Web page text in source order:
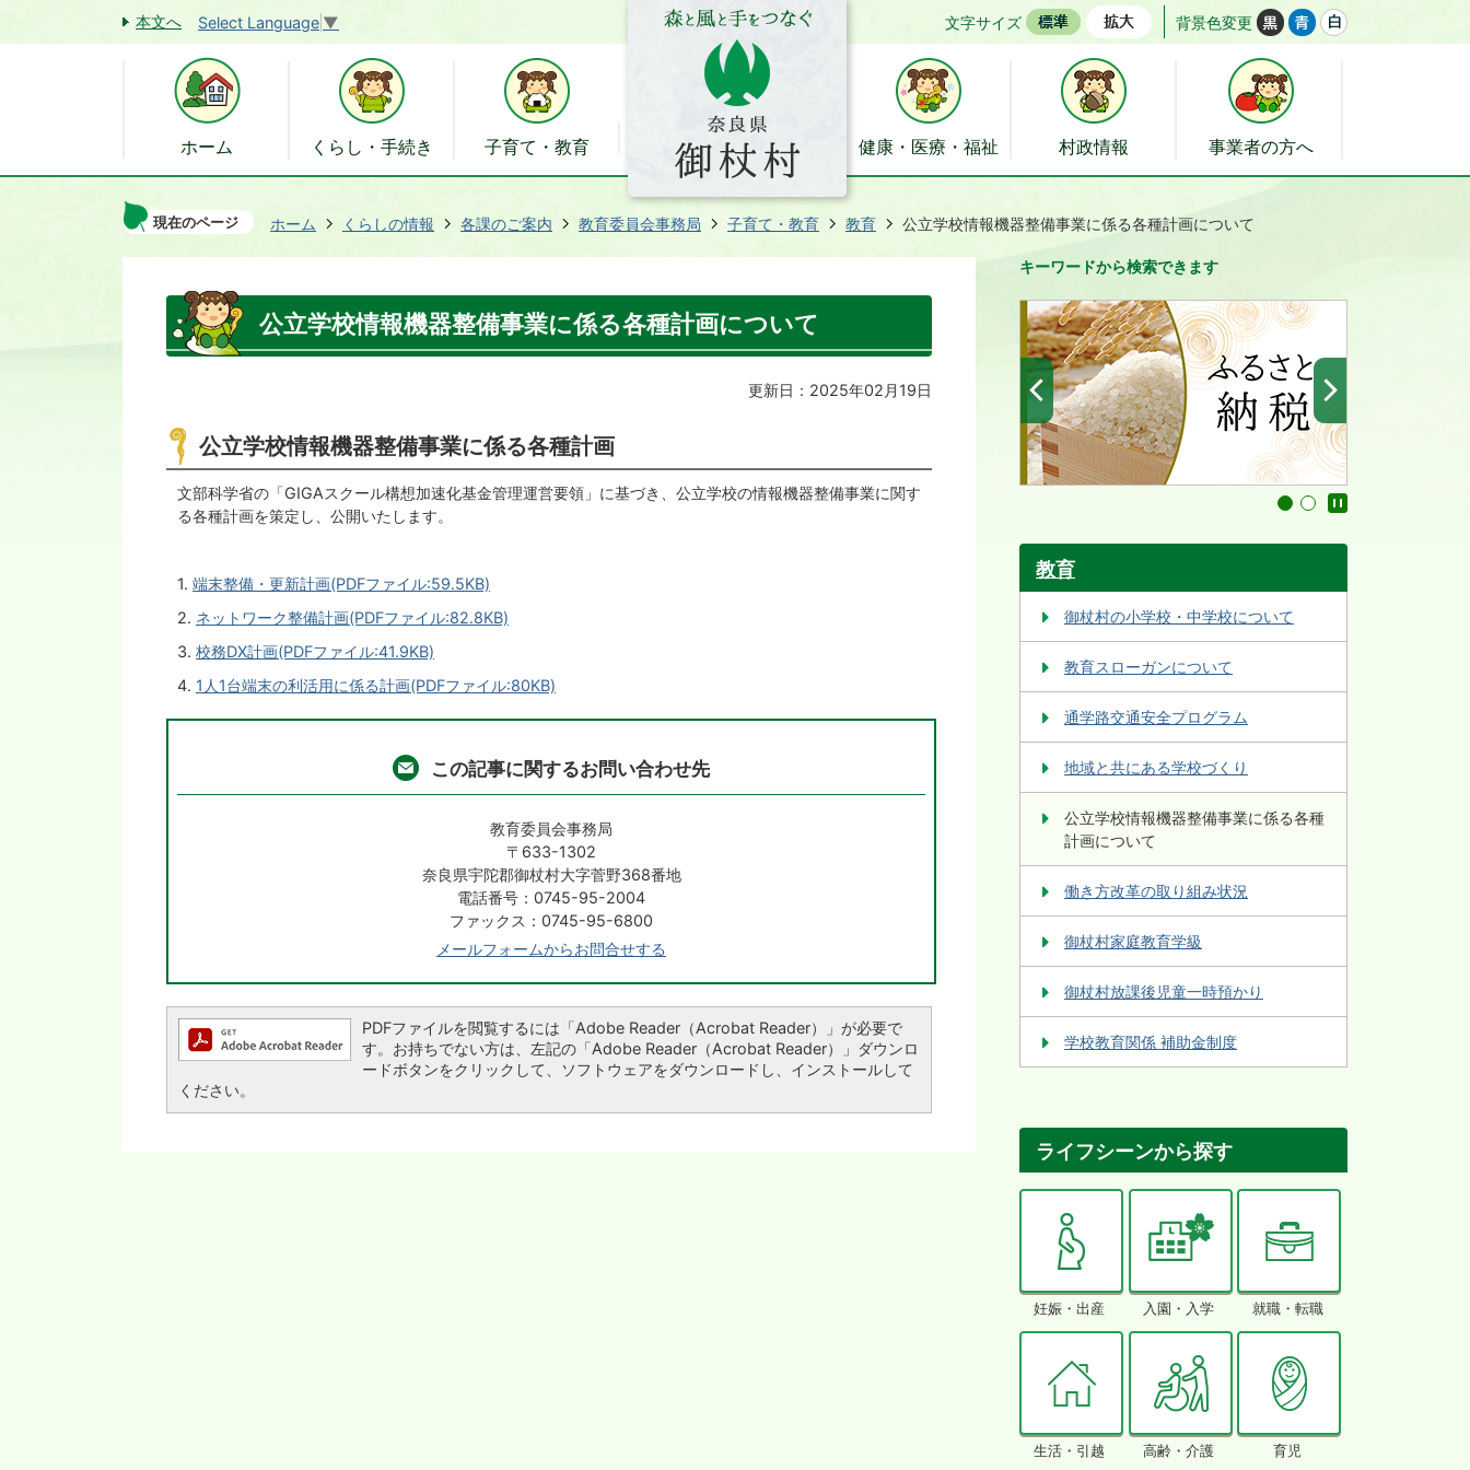
本文へ Select Language ▼ 文字サイズ 背景色変更
ホーム くらし・手続き 子育て・教育 健康・医療・福祉 村政情報 事業者の方へ
現在のページ ホーム くらしの情報 各課のご案内 教育委員会事務局 子育て・教育 教育 公立学校情報機器整備事業に係る各種計画について
公立学校情報機器整備事業に係る各種計画について
更新日：2025年02月19日
公立学校情報機器整備事業に係る各種計画
文部科学省の「GIGAスクール構想加速化基金管理運営要領」に基づき、公立学校の情報機器整備事業に関す
る各種計画を策定し、公開いたします。
1. 端末整備・更新計画(PDFファイル:59.5KB)
2. ネットワーク整備計画(PDFファイル:82.8KB)
3. 校務DX計画(PDFファイル:41.9KB)
4. 1人1台端末の利活用に係る計画(PDFファイル:80KB)
この記事に関するお問い合わせ先
教育委員会事務局
〒633-1302
奈良県宇陀郡御杖村大字菅野368番地
電話番号：0745-95-2004
ファックス：0745-95-6800
メールフォームからお問合せする
PDFファイルを閲覧するには「Adobe Reader（Acrobat Reader）」が必要で
す。お持ちでない方は、左記の「Adobe Reader（Acrobat Reader）」ダウンロ
ードボタンをクリックして、ソフトウェアをダウンロードし、インストールして
ください。
キーワードから検索できます
前へ
1 2
教育
御杖村の小学校・中学校について
教育スローガンについて
通学路交通安全プログラム
地域と共にある学校づくり
公立学校情報機器整備事業に係る各種
計画について
働き方改革の取り組み状況
御杖村家庭教育学級
御杖村放課後児童一時預かり
学校教育関係 補助金制度
ライフシーンから探す
妊娠・出産 入園・入学 就職・転職
生活・引越 高齢・介護 育児